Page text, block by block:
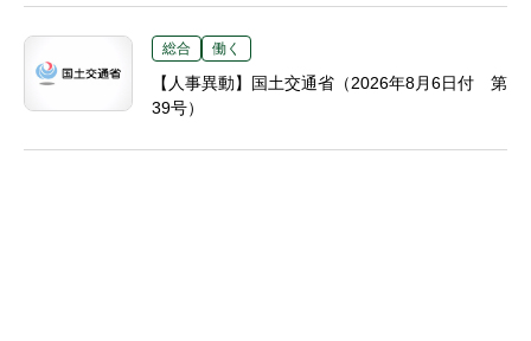
総合 働く
【人事異動】国土交通省（2026年8月6日付 第
39号）